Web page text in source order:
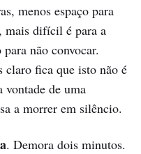
menos espaço para
mais difícil é para a
não convocar.
claro fica que isto não é
de uma
a morrer em silêncio.
. Demora dois minutos.